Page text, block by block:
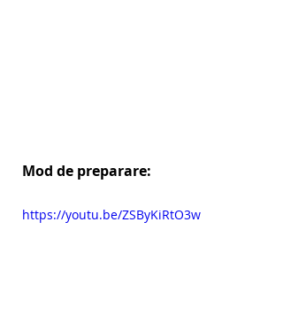
Mod de preparare:
https://youtu.be/ZSByKiRtO3w